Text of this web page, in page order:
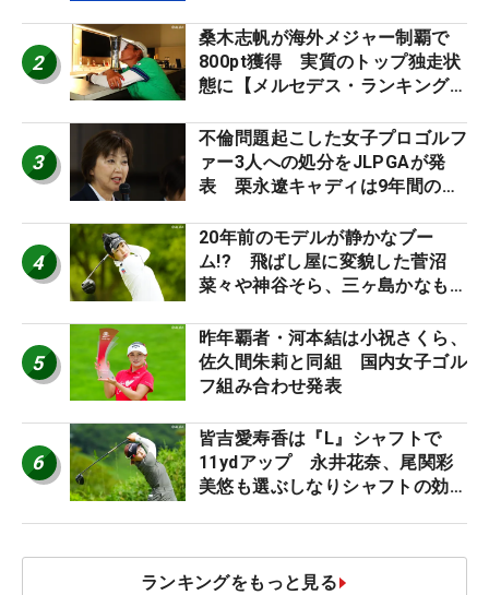
2
桑木志帆が海外メジャー制覇で
800pt獲得 実質のトップ独走状
態に【メルセデス・ランキング番
3
不倫問題起こした女子プロゴルフ
ァー3人への処分をJLPGAが発
表 栗永遼キャディは9年間の立
4
20年前のモデルが静かなブー
ム!? 飛ばし屋に変貌した菅沼
菜々や神谷そら、三ヶ島かなも使
ロたちの“飛ばしギア”】
5
昨年覇者・河本結は小祝さくら、
佐久間朱莉と同組 国内女子ゴル
フ組み合わせ発表
6
皆吉愛寿香は『L』シャフトで
11ydアップ 永井花奈、尾関彩
美悠も選ぶしなりシャフトの効果
ランキングをもっと見る